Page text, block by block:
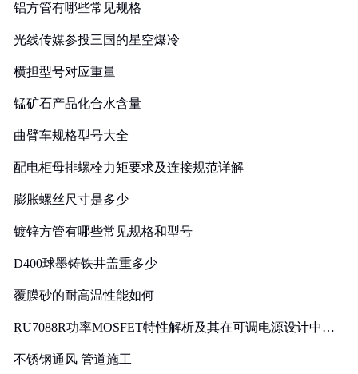
铝方管有哪些常见规格
光线传媒参投三国的星空爆冷
横担型号对应重量
锰矿石产品化合水含量
曲臂车规格型号大全
配电柜母排螺栓力矩要求及连接规范详解
膨胀螺丝尺寸是多少
镀锌方管有哪些常见规格和型号
D400球墨铸铁井盖重多少
覆膜砂的耐高温性能如何
RU7088R功率MOSFET特性解析及其在可调电源设计中的
不锈钢通风 管道施工